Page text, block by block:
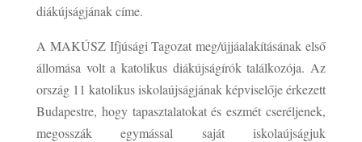
diákújságjának címe.
A MAKÚSZ Ifjúsági Tagozat meg/újjáalakításának első
állomása volt a katolikus diákújságírók találkozója. Az
ország 11 katolikus iskolaújságjának képviselője érkezett
Budapestre, hogy tapasztalatokat és eszmét cseréljenek,
megosszák egymással saját iskolaújságjuk